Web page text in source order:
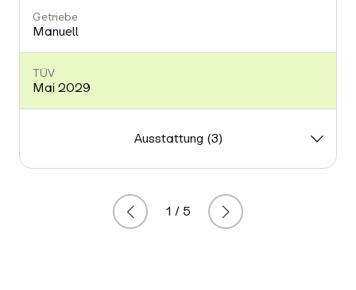
Getriebe
Manuell
TÜV
Mai 2029
Ausstattung (3)
Zurück
1 / 5 Weiter